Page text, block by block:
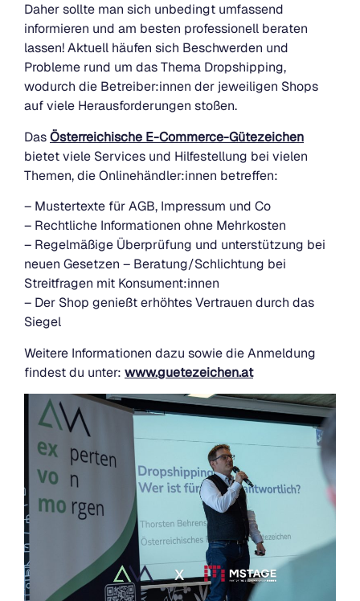
Daher sollte man sich unbedingt umfassend
informieren und am besten professionell beraten
lassen! Aktuell häufen sich Beschwerden und
Probleme rund um das Thema Dropshipping,
wodurch die Betreiber:innen der jeweiligen Shops
auf viele Herausforderungen stoßen.
DasÖsterreichische E-Commerce-Gütezeichen
bietet viele Services und Hilfestellung bei vielen
Themen, die Onlinehändler:innen betreffen:
– Mustertexte für AGB, Impressum und Co
– Rechtliche Informationen ohne Mehrkosten
– Regelmäßige Überprüfung und unterstützung bei
neuen Gesetzen – Beratung/Schlichtung bei
Streitfragen mit Konsument:innen
– Der Shop genießt erhöhtes Vertrauen durch das
Siegel
Weitere Informationen dazu sowie die Anmeldung
findest du unter: www.guetezeichen.at